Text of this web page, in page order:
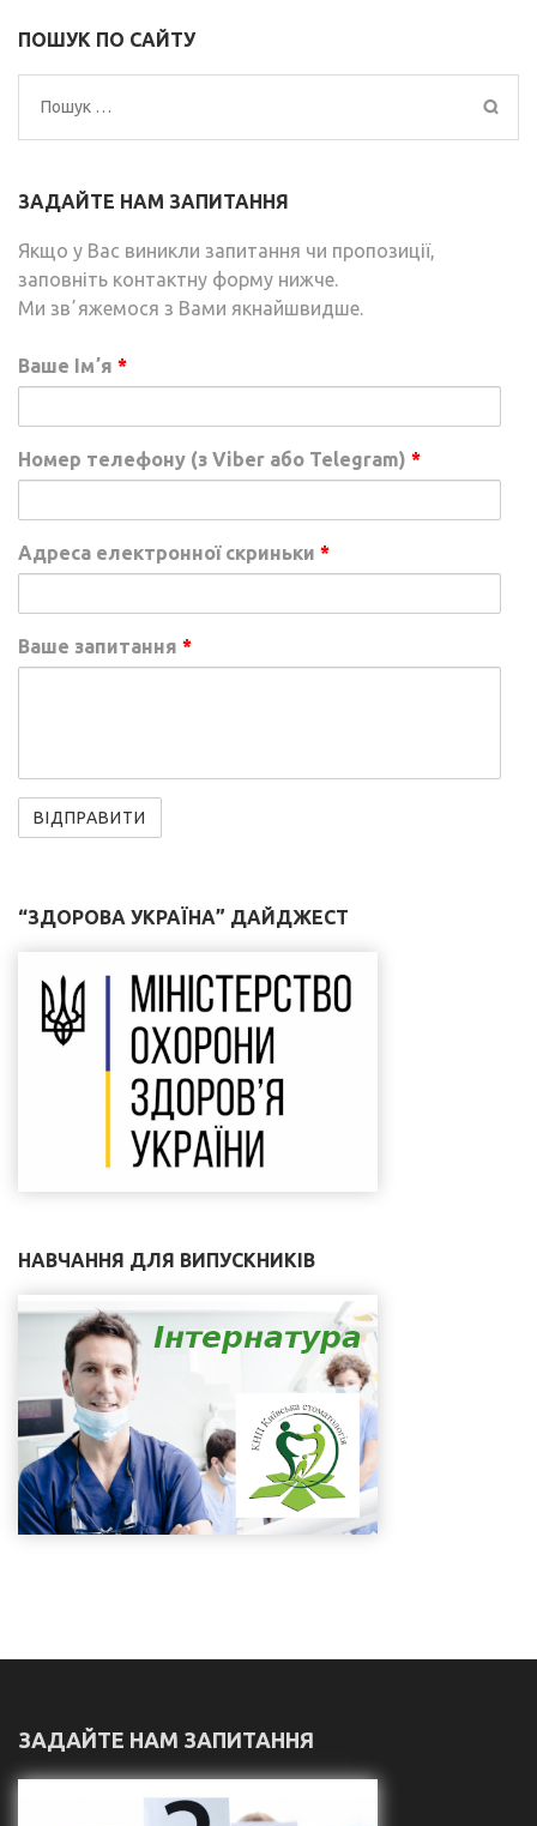
ПОШУК ПО САЙТУ
Пошук:
ЗАДАЙТЕ НАМ ЗАПИТАННЯ
Якщо у Вас виникли запитання чи пропозиції,
заповніть контактну форму нижче.
Ми звʼяжемося з Вами якнайшвидше.
Ваше Імʼя *
Номер телефону (з Viber або Telegram) *
Адреса електронної скриньки *
Ваше запитання *
“ЗДОРОВА УКРАЇНА” ДАЙДЖЕСТ
НАВЧАННЯ ДЛЯ ВИПУСКНИКІВ
ЗАДАЙТЕ НАМ ЗАПИТАННЯ